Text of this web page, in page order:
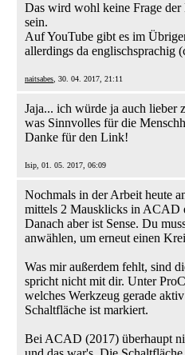
Das wird wohl keine Frage der
sein.
Auf YouTube gibt es im
allerdings da englischsprachig
naitsabes , 30. 04. 2017, 21:11
Jaja... ich würde ja auch lieber
was Sinnvolles für die
Danke für den Link!
Isip, 01. 05. 2017, 06:09
Nochmals in der Arbeit heute
mittels 2 Mausklicks in ACAD
Danach aber ist Sense. Du
anwählen, um erneut einen
Was mir außerdem fehlt, sind
spricht nicht mit dir. Unter
welches Werkzeug gerade
Schaltfläche ist markiert.
Bei ACAD (2017) überhaupt